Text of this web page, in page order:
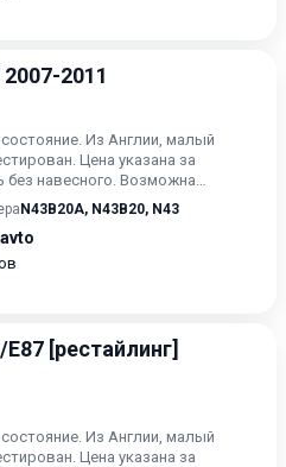
2011
Из Англии, малый
Цена указана за
без навесного. Возможна
сборе. Цену в сборе уточ...
N43B20A, N43B20, N43
[рестайлинг]
Из Англии, малый
Цена указана за